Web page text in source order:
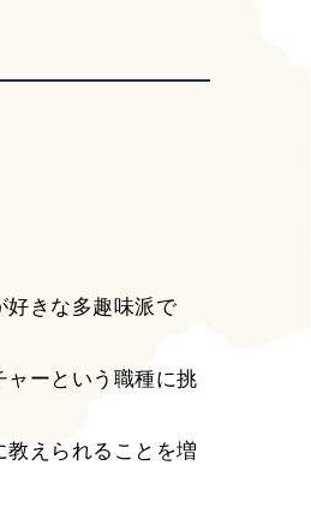
好きな多趣味派で
ャーという職種に挑
えられることを増